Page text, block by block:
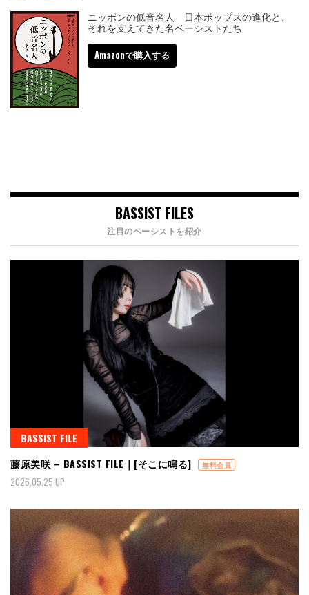
ニッポンの低音名人 日本ポップスの進化と、
それを支えてきた名ベーシストたち
Amazonで購入する
BASSIST FILES
注目のベーシストを紹介
BASSIST FILE
藤原美咲 – BASSIST FILE｜[そこに鳴る]
無料会員
2026.05.25 UP